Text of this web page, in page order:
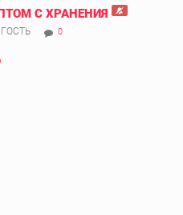
С ХРАНЕНИЯ
ГОСТЬ 0